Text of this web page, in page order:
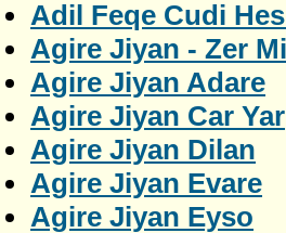
Adil Feqe Cudi
Agire Jiyan - Zer
Agire Jiyan Adare
Agire Jiyan Car Yar
Agire Jiyan Dilan
Agire Jiyan Evare
Agire Jiyan Eyso